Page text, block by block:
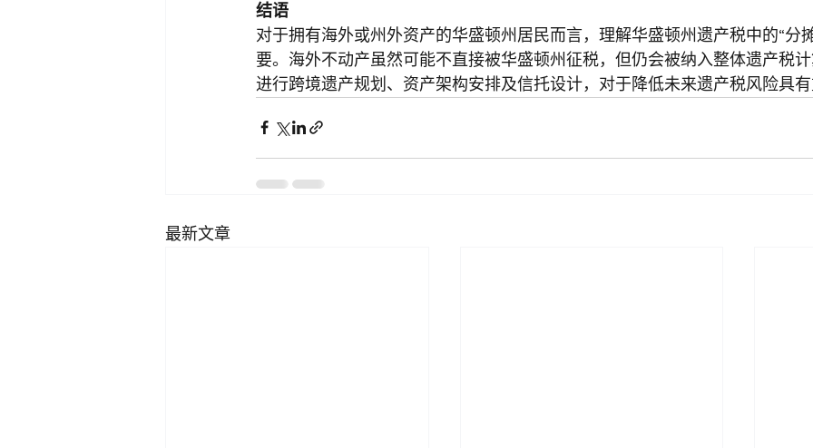
结语
对于拥有海外或州外资产的华盛顿州居民而言，理解华盛顿州遗产税中的“分
要。海外不动产虽然可能不直接被华盛顿州征税，但仍会被纳入整体遗产税
进行跨境遗产规划、资产架构安排及信托设计，对于降低未来遗产税风险具有
最新文章